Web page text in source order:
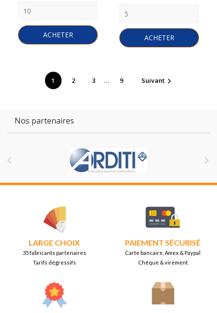
ACHETER ACHETER
1 2 3 … 9 Suivant 
Nos partenaires
 
LARGE CHOIX
35 fabricants partenaires
Tarifs dégressifs
PAIEMENT SÉCURISÉ
Carte bancaire, Amex & Paypal
Chèque & virement